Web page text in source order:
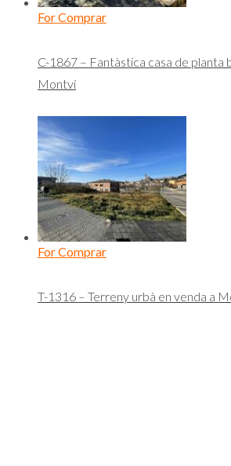
For Comprar
C-1867 – Fantàstica casa de planta
Montví
For Comprar
T-1316 – Terreny urbà en venda a